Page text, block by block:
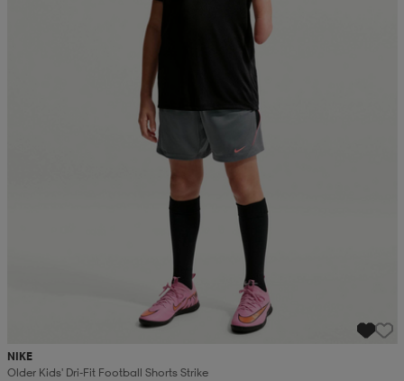
NIKE
Older Kids' Dri-Fit Football Shorts Strike